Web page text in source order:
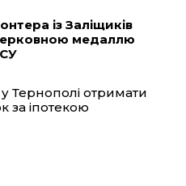
із Заліщиків
медаллю
Тернополі отримати
за іпотекою